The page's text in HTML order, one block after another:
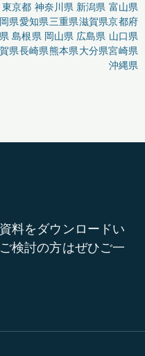
東京都 神奈川県 新潟県 富山県
県愛知県三重県滋賀県京都府
島根県 岡山県 広島県 山口県
県長崎県熊本県大分県宮崎県
沖縄県
料をダウンロードい
検討の方はぜひご一